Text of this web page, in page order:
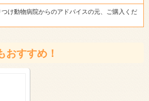
つけ動物病院からのアドバイスの元、ご購入くだ
おすすめ！